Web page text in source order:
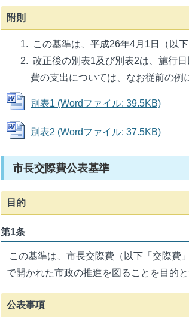
附則
この基準は、平成26年4月1日（以
改正後の別表1及び別表2は、施行
費の支出については、なお従前の例
別表1 (Wordファイル: 39.5KB)
別表2 (Wordファイル: 37.5KB)
市長交際費公表基準
目的
第1条
この基準は、市長交際費（以下「交際費
で開かれた市政の推進を図ることを目的と
公表事項